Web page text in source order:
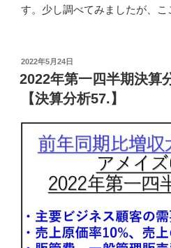
す。少し調べてみましたが、こ
投
稿
日:
2022年5月24日
2022年第一四半期決算
【決算分析57.】